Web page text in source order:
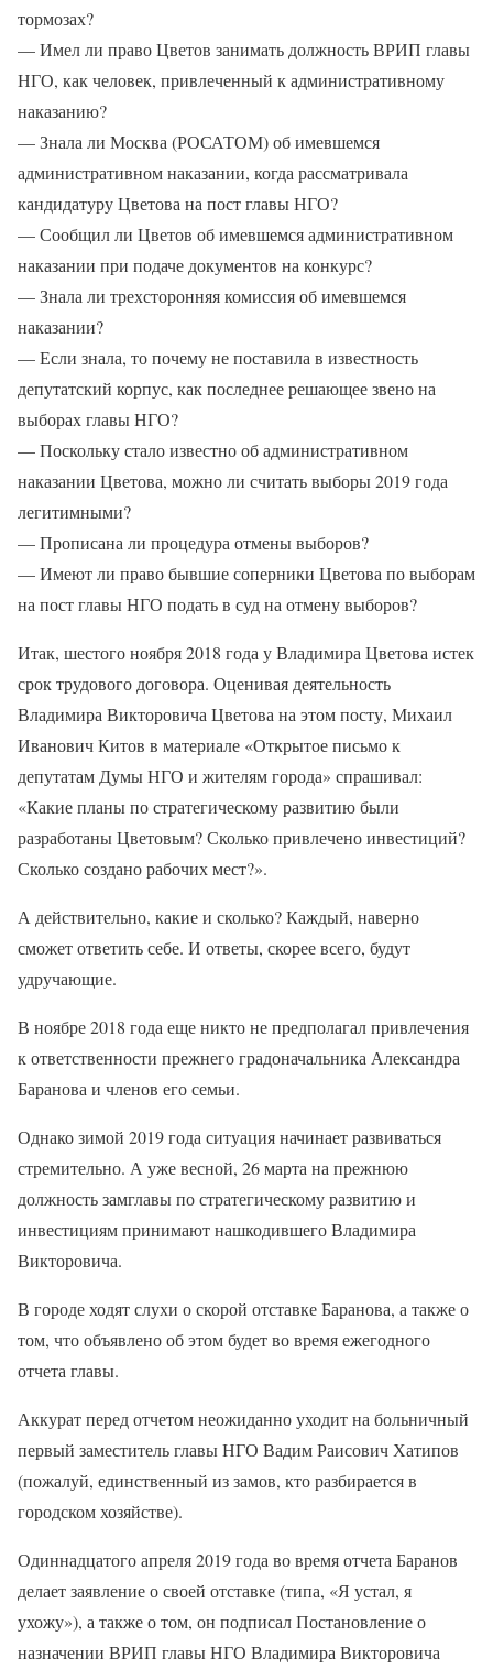
тормозах?
— Имел ли право Цветов занимать должность ВРИП главы
НГО, как человек, привлеченный к административному
наказанию?
— Знала ли Москва (РОСАТОМ) об имевшемся
административном наказании, когда рассматривала
кандидатуру Цветова на пост главы НГО?
— Сообщил ли Цветов об имевшемся административном
наказании при подаче документов на конкурс?
— Знала ли трехсторонняя комиссия об имевшемся
наказании?
— Если знала, то почему не поставила в известность
депутатский корпус, как последнее решающее звено на
выборах главы НГО?
— Поскольку стало известно об административном
наказании Цветова, можно ли считать выборы 2019 года
легитимными?
— Прописана ли процедура отмены выборов?
— Имеют ли право бывшие соперники Цветова по выборам
на пост главы НГО подать в суд на отмену выборов?
Итак, шестого ноября 2018 года у Владимира Цветова истек
срок трудового договора. Оценивая деятельность
Владимира Викторовича Цветова на этом посту, Михаил
Иванович Китов в материале «Открытое письмо к
депутатам Думы НГО и жителям города» спрашивал:
«Какие планы по стратегическому развитию были
разработаны Цветовым? Сколько привлечено инвестиций?
Сколько создано рабочих мест?».
А действительно, какие и сколько? Каждый, наверно
сможет ответить себе. И ответы, скорее всего, будут
удручающие.
В ноябре 2018 года еще никто не предполагал привлечения
к ответственности прежнего градоначальника Александра
Баранова и членов его семьи.
Однако зимой 2019 года ситуация начинает развиваться
стремительно. А уже весной, 26 марта на прежнюю
должность замглавы по стратегическому развитию и
инвестициям принимают нашкодившего Владимира
Викторовича.
В городе ходят слухи о скорой отставке Баранова, а также о
том, что объявлено об этом будет во время ежегодного
отчета главы.
Аккурат перед отчетом неожиданно уходит на больничный
первый заместитель главы НГО Вадим Раисович Хатипов
(пожалуй, единственный из замов, кто разбирается в
городском хозяйстве).
Одиннадцатого апреля 2019 года во время отчета Баранов
делает заявление о своей отставке (типа, «Я устал, я
ухожу»), а также о том, он подписал Постановление о
назначении ВРИП главы НГО Владимира Викторовича